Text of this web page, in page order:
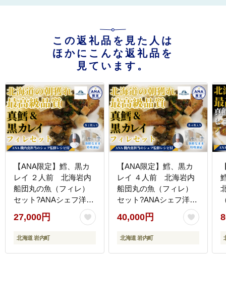
この返礼品を見た人は
ほかにこんな返礼品を
見ています。
【ANA限定】鱈、黒カ
レイ ２人前 北海岩内
船団丸の魚（フィレ）
セット?ANAシェフ洋食
レシピ付き?
27,000円
北海道 岩内町
【ANA限定】鱈、黒カ
レイ ４人前 北海岩内
船団丸の魚（フィレ）
セット?ANAシェフ洋食
レシピ付き?
40,000円
北海道 岩内町